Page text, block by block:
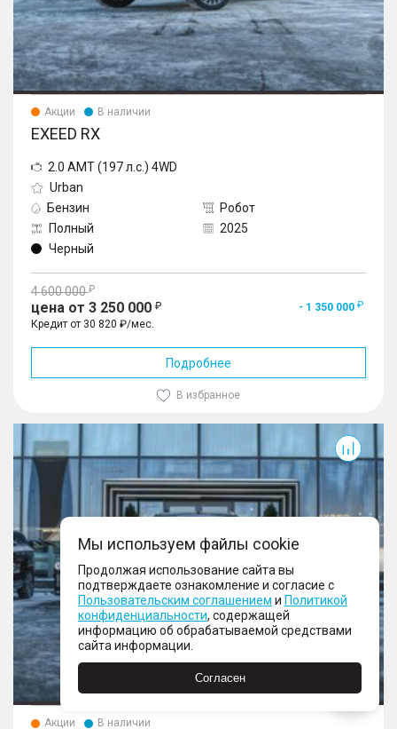
Акции В наличии
EXEED RX
2.0 AMT (197 л.с.) 4WD
Urban
Бензин
Робот
Полный
2025
Черный
4 600 000
цена от 3 250 000
- 1 350 000
Кредит от 30 820 ₽/мес.
Подробнее
В избранное
Еще 25 фото
Акции В наличии
Мы используем файлы cookie
Продолжая использование сайта вы
подтверждаете ознакомление и согласие с
Пользовательским соглашением и Политикой
конфиденциальности, содержащей
информацию об обрабатываемой средствами
сайта информации.
Согласен